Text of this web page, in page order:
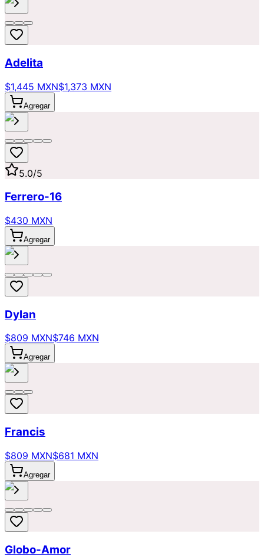
Adelita
$1,445 MXN$1,373 MXN
Agregar
5.0/5
Ferrero-16
$430 MXN
Agregar
Dylan
$809 MXN$746 MXN
Agregar
Francis
$809 MXN$681 MXN
Agregar
Globo-Amor